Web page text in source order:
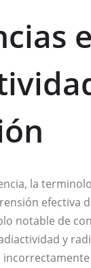
la
efectiva
notable de
y